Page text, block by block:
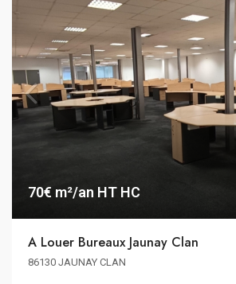
70€ m²/an HT HC
A Louer Bureaux Jaunay Clan
86130 JAUNAY CLAN